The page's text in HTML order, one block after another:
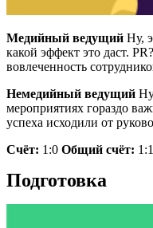
Медийный ведущий Ну,
какой эффект это даст.
вовлеченность
Немедийный ведущий
мероприятиях гораздо
успеха исходили от
Счёт: 1:0 Общий счёт: 1:1
Подготовка